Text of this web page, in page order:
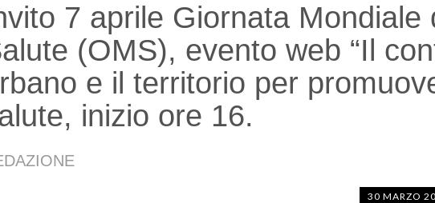
7 aprile Giornata Mondiale
(OMS), evento web “Il
e il territorio per
inizio ore 16.
30 MARZO